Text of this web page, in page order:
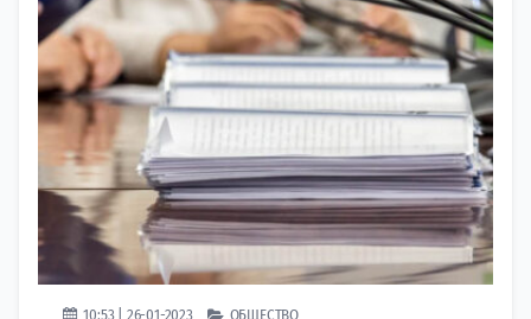
10:53 | 26-01-2023 ОБЩЕСТВО